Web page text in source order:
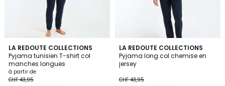
LA REDOUTE COLLECTIONS
Pyjama tunisien T-shirt col
manches longues
à partir de
CHF 43,95
4,4
/ 5
2
Couleurs
LA REDOUTE COLLECTIONS
Pyjama long col chemise en
jersey
CHF 43,95
4,3
/ 5